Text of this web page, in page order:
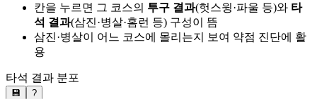
칸을 누르면 그 코스의 투구 결과(헛스윙·파울 등)와 타
석 결과(삼진·병살·홈런 등) 구성이 뜸
삼진·병살이 어느 코스에 몰리는지 보여 약점 진단에 활
용
타석 결과 분포
💾 ?